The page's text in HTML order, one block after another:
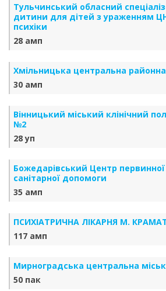
Тульчинський обласний
дитини для дітей з ураженням
психіки
28 амп
Хмільницька центральна районна
30 амп
Вінницький міський клінічний
№2
28 уп
Божедарівський Центр
санітарної допомоги
35 амп
ПСИХІАТРИЧНА ЛІКАРНЯ М.
117 амп
Мирноградська центральна
50 пак